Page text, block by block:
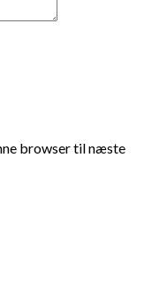
browser til næste